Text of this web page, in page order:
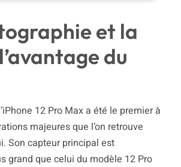
et la
du
12 Pro Max a été le premier à
majeures que l’on retrouve
Son capteur principal est
grand que celui du modèle 12 Pro